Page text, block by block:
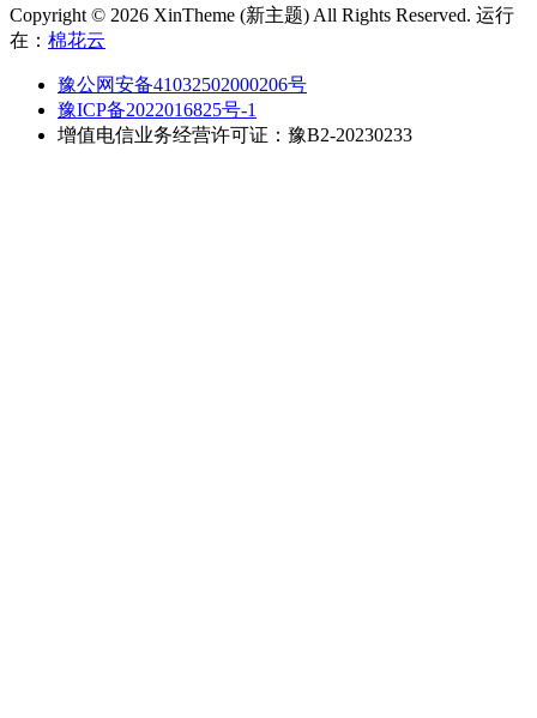
Copyright © 2026 XinTheme (新主题) All Rights Reserved. 运行
在： 棉花云
豫公网安备41032502000206号
豫ICP备2022016825号-1
增值电信业务经营许可证：豫B2-20230233